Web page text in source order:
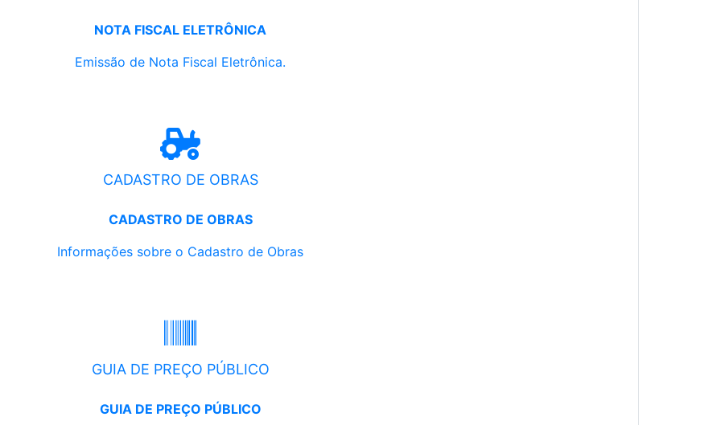
NOTA FISCAL ELETRÔNICA
Emissão de Nota Fiscal Eletrônica.
CADASTRO DE OBRAS
CADASTRO DE OBRAS
Informações sobre o Cadastro de Obras
GUIA DE PREÇO PÚBLICO
GUIA DE PREÇO PÚBLICO